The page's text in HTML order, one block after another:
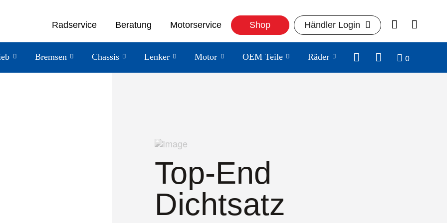
Radservice Beratung Motorservice Shop Händler Login
Bremsen Chassis Lenker Motor OEM Teile Räder 0
Top-End
Dichtsatz